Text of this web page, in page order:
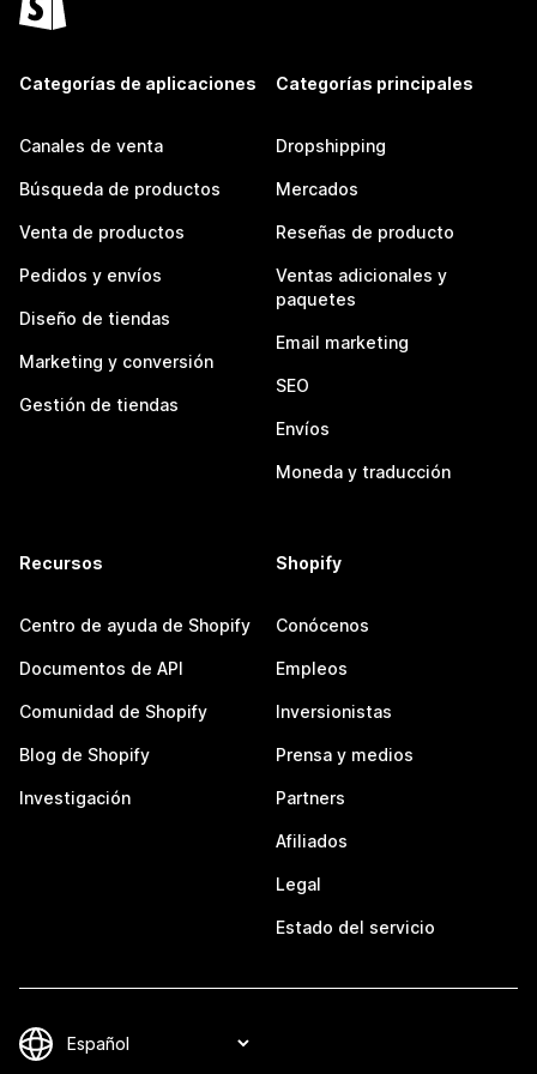
Categorías de aplicaciones
Canales de venta
Búsqueda de productos
Venta de productos
Pedidos y envíos
Diseño de tiendas
Marketing y conversión
Gestión de tiendas
Categorías principales
Dropshipping
Mercados
Reseñas de producto
Ventas adicionales y
paquetes
Email marketing
SEO
Envíos
Moneda y traducción
Recursos
Centro de ayuda de Shopify
Documentos de API
Comunidad de Shopify
Blog de Shopify
Investigación
Shopify
Conócenos
Empleos
Inversionistas
Prensa y medios
Partners
Afiliados
Legal
Estado del servicio